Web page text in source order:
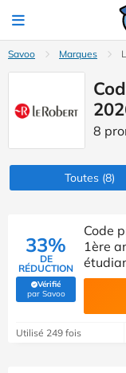
Savoo Marques
8
Toutes(8)
33%
DE
RÉDUCTION
Vérifié
par Savoo(Vérifié par Savoo)
Code
1ère
Utilisé 249 fois